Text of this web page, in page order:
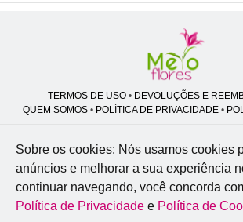
TERMOS DE USO• DEVOLUÇÕES E
QUEM SOMOS • POLÍTICA DE PRIVACIDADE •
Melo Flores | CNPJ: 27.662.413/
Professor José Lourenço - Travessa cinco, 27 - Vila
02.977-020
Sobre os cookies: Nós usamos cookies
anúncios e melhorar a sua experiência
continuar navegando, você concorda
Política de Privacidade e Política de